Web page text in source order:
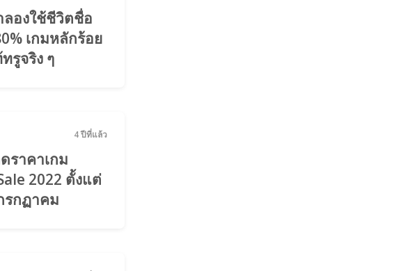
ลองใช้ชีวิตชื่อ
เกมหลักร้อย
รูจริง ๆ
4 ปีที่แล้ว
ราคาเกม
2022 ตั้งแต่
รกฏาคม